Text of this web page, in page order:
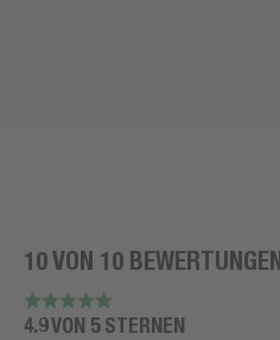
10 VON 10 BEWERTUNGEN
4.9 VON 5 STERNEN